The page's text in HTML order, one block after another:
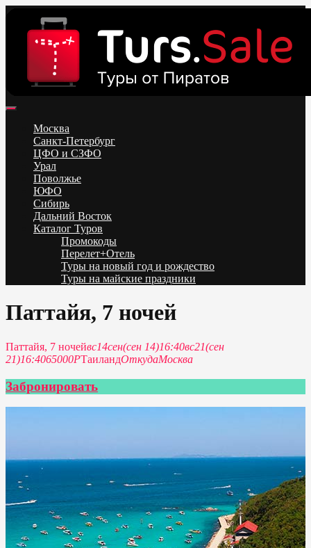
content
Низкие цены на путевки 3-7-10 ночей все включено, отдых на
море. Распродажа экскурсионных и горнолыжных туров.
Обновление каждый день. Официальный сайт Тур Сейл
Москва
Санкт-Петербург
ЦФО и СЗФО
Урал
Поволжье
ЮФО
Сибирь
Дальний Восток
Каталог Туров
Промокоды
Перелет+Отель
Туры на новый год и рождество
Туры на майские праздники
Паттайя, 7 ночей
Паттайя, 7 ночейвс14сен(сен 14)16:40вс21(сен
21)16:4065000PТаиландОткудаМосква
Забронировать